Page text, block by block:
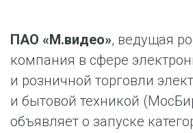
ПАО «М.видео», ведущая
компания в сфере
и розничной торговли
и бытовой техникой
объявляет о запуске